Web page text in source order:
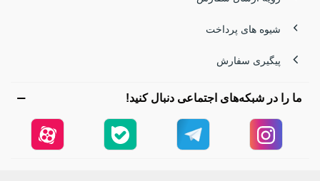
شیوه های پرداخت
پیگیری سفارش
ما را در شبکه‌های اجتماعی دنبال کنید!